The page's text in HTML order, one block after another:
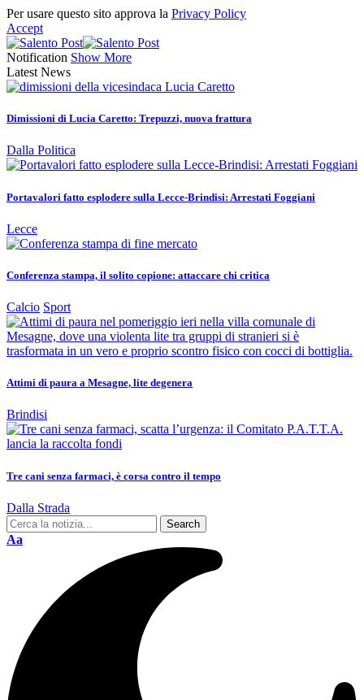
Per usare questo sito approva la Privacy Policy
Accept
Notification Show More
Latest News
Dimissioni di Lucia Caretto: Trepuzzi, nuova frattura
Dalla Politica
Portavalori fatto esplodere sulla Lecce-Brindisi: Arrestati Foggiani
Lecce
Conferenza stampa, il solito copione: attaccare chi critica
Calcio Sport
Attimi di paura a Mesagne, lite degenera
Brindisi
Tre cani senza farmaci, è corsa contro il tempo
Dalla Strada
Aa